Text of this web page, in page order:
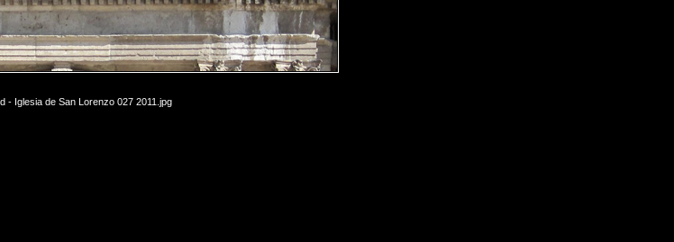
- Iglesia de San Lorenzo 027 2011.jpg